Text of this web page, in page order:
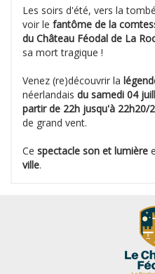
Les soirs d'été, vers la
voir le fantôme de la
du Château Féodal de La
sa mort tragique !
Venez (re)découvrir la
néerlandais du samedi 04
partir de 22h jusqu'à 22h20/
de grand vent.
Ce spectacle son et lumière
ville.